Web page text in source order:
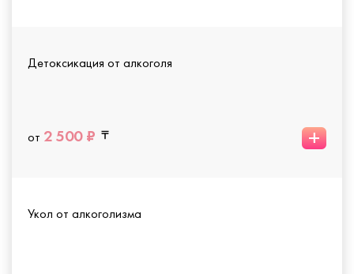
Детоксикация от алкоголя
от 2 500 ₽ +
Укол от алкоголизма